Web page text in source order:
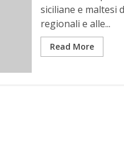
siciliane e maltesi
regionali e alle...
Read More